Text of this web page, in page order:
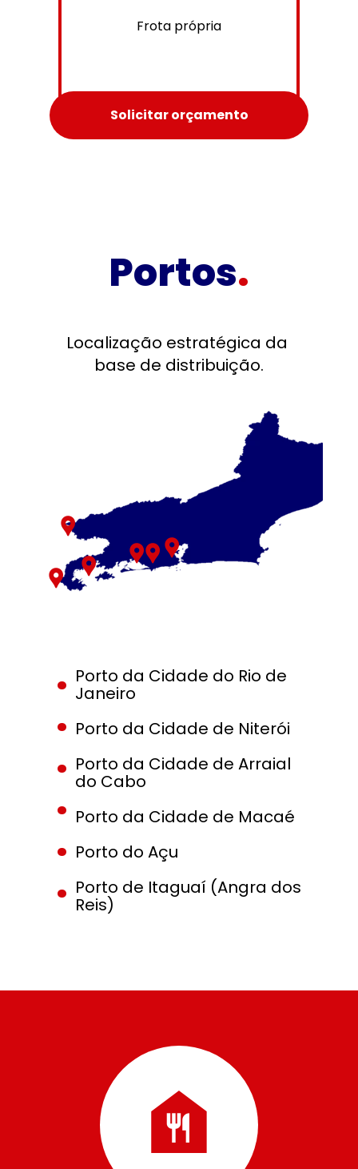
Solicitar orçamento
Frota própria
Portos.
Localização estratégica da
base de distribuição.
.
.
.
.
.
.
Porto da Cidade do Rio de
Janeiro
Porto da Cidade de Niterói
Porto da Cidade de Arraial
do Cabo
Porto da Cidade de Macaé
Porto do Açu
Porto de Itaguaí (Angra dos
Reis)